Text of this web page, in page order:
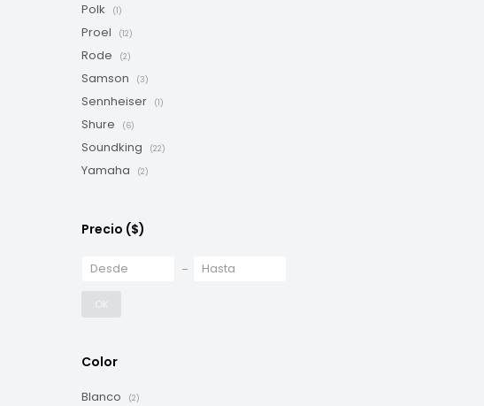
Polk (1)
Proel (12)
Rode (2)
Samson (3)
Sennheiser (1)
Shure (6)
Soundking (22)
Yamaha (2)
Precio ($)
OK
Color
Blanco (2)